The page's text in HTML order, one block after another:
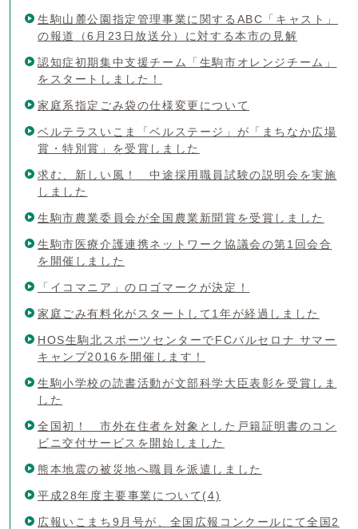
生駒山麓公園指定管理事業に関するABC「キャスト」
の報道（6月23日放送分）に対する本市の見解
認知症初期集中支援チーム「生駒市オレンジチーム」
をスタートしました！
家庭系指定ごみ袋の仕様変更について
ベルテラスいこま「ベルステージ」が「まちなか広場
賞・特別賞」を受賞しました
求む、新しい風！ 中途採用職員試験の説明会を実施
しました
生駒市農業委員会が全国農業新聞賞を受賞しました
生駒市医療介護連携ネットワーク協議会の第1回会合
を開催しました
「イコマニア」のロゴマークが決定！
家庭ごみ有料化がスタートして1年が経過しました
HOS生駒北スポーツセンターでFCバルセロナ サマー
キャンプ2016を開催します！
生駒小学校の読書活動が文部科学大臣表彰を受賞しま
した
全国初！ 市外在住者を対象とした戸籍証明書のコン
ビニ交付サービスを開始しました
熊本地震の被災地へ職員を派遣しました
平成28年度主要事業について(4)
広報いこまち9月号が、全国広報コンクールにて全国2